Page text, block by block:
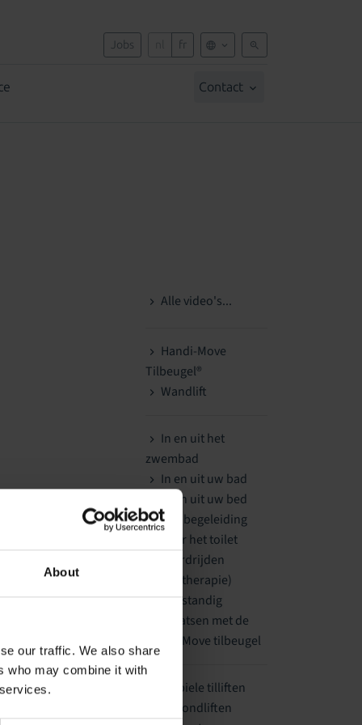
About
our traffic. We also share
who may combine it with
Jobs fr
Contact
Alle video's...
Handi-Move
Tilbeugel®
Wandlift
In en uit het
zwembad
In en uit uw bad
In en uit uw bed
Met begeleiding
Naar het toilet
Paardrijden
(hippotherapie)
Zelfstandig
verplaatsen met de
Handi-Move tilbeugel
Mobiele tilliften
Plafondliften